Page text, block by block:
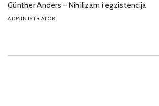
Günther Anders – Nihilizam i egzistencija
ADMINISTRATOR